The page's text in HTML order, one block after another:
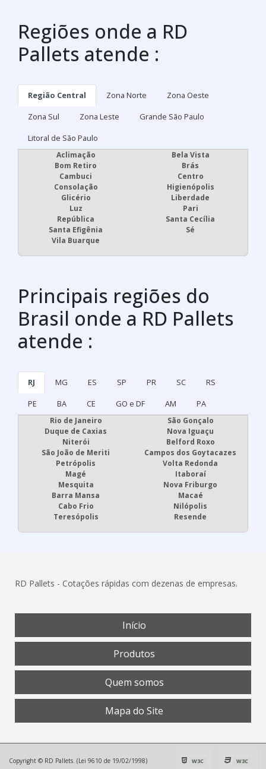
Regiões onde a RD
Pallets atende :
Região Central Zona Norte
Zona Oeste
Zona Sul
Zona Leste
Grande São Paulo
Litoral de São Paulo
Aclimação
Bela Vista
Bom Retiro
Brás
Cambuci
Centro
Consolação
Higienópolis
Glicério
Liberdade
Luz
Pari
República
Santa Cecília
Santa Efigênia
Sé
Vila Buarque
Principais regiões do
Brasil onde a RD Pallets
atende :
RJ MG ES SP PR SC
RS
PE
BA CE GO e DF AM PA
Rio de Janeiro
São Gonçalo
Duque de Caxias
Nova Iguaçu
Niterói
Belford Roxo
São João de Meriti
Campos dos Goytacazes
Petrópolis
Volta Redonda
Magé
Itaboraí
Mesquita
Nova Friburgo
Barra Mansa
Macaé
Cabo Frio
Nilópolis
Teresópolis
Resende
RD Pallets - Cotações rápidas com dezenas de empresas.
Início
Produtos
Quem somos
Mapa do Site
Copyright © RD Pallets. (Lei 9610 de 19/02/1998) W3C W3C